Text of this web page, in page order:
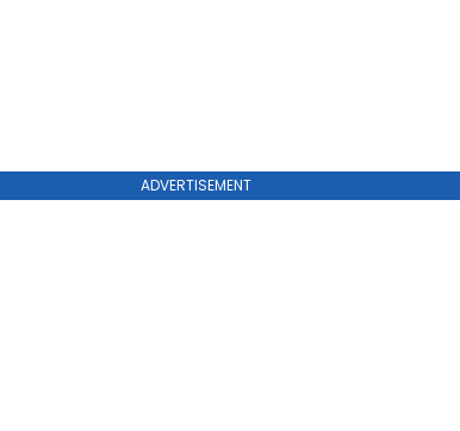
ADVERTISEMENT